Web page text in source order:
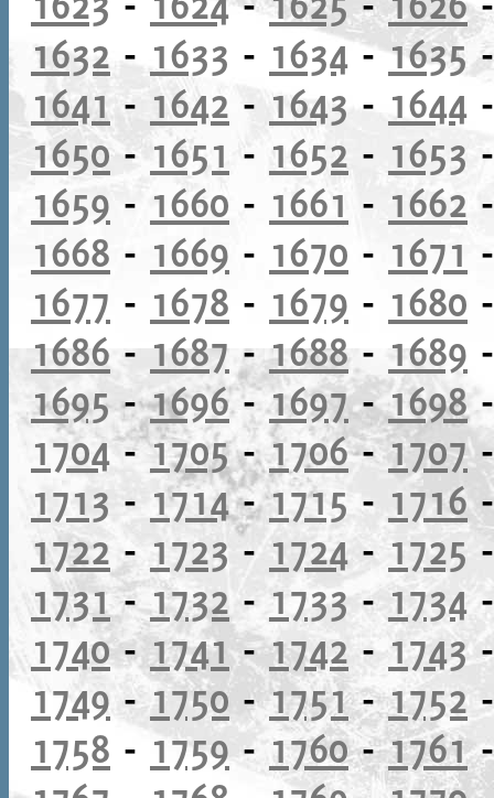
1632 - 1633 - 1634-1635
1641 - 1642 - 1643 - 1644
1650-1651 - 1652 - 1653
1659 - 1660 - 1661 - 1662
1668 - 1669 - 1670 - 1671
1677 - 1678 - 1679 - 1680
1686 - 1687 -1688- 1689
1695-1696-1697-1698
1704-1705-1706-1707
1713 - 1714-1715 - 1716
1722 -1723 - 1724-1725
1731-1732 - 1733- 1734
1740-1741-1742-1743
1749 -1750 -1751-1752
1758 - 1759 -1760-1761